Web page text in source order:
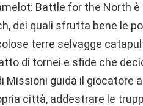
Battle for the North
dei quali sfrutta bene le
terre selvagge
di tornei e sfide che
Missioni guida il giocatore
città, addestrare le